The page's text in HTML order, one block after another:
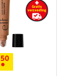
.
50